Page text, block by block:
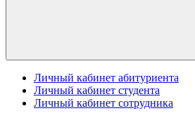
Личный кабинет абитуриента
Личный кабинет студента
Личный кабинет сотрудника